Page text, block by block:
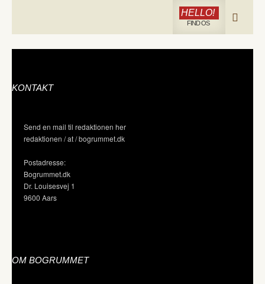
HELLO!
FIND OS
KONTAKT
Send en mail til redaktionen her
redaktionen / at / bogrummet.dk
Postadresse:
Bogrummet.dk
Dr. Louisesvej 1
9600 Aars
OM BOGRUMMET